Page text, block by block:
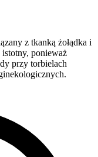
z tkanką żołądka i
ponieważ
przy torbielach